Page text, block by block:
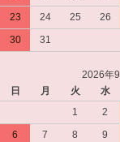
23
24 25 26
30
31
2026年9
日
月 火 水
1
2
6
7 8 9